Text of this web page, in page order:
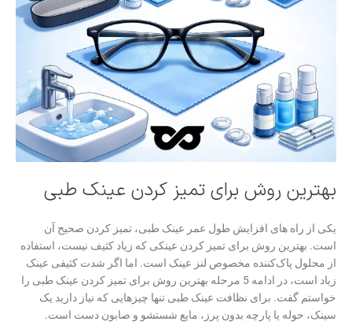
بهترین روش برای تمیز کردن عینک طبی
یکی از راه های افزایش طول عمر عینک طبی، تمیز کردن صحیح آن
است. بهترین روش برای تمیز کردن عینکی که زیاد کثیف نیست، استفاده
از محلول پاک‌کننده مخصوص لنز عینک است. اما اگر شدت کثیفی عینک
زیاد است، در ادامه 5 مرحله بهترین روش برای تمیز کردن عینک طبی را
خواستم گفت. برای نظافت عینک طبی تنها چیزهایی که نیاز دارید یک
سینک، حوله یا پارچه بدون پرز، مایع شستشو و صابون دست است.